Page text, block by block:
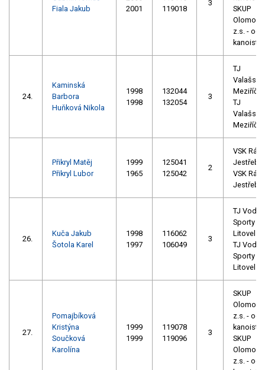
Fiala Jakub
2001
119018
3
SKUP
z.s. -
24.
Kaminská
Barbora
Huňková Nikola
1998
1998
132044
132054
3
TJ
Valašské
Meziříčí
TJ
Valašské
Meziříčí
Přikryl Matěj
Přikryl Lubor
1999
1965
125041
125042
2
VSK
Jestřebí
VSK
Jestřebí
26.
Kuča Jakub
Šotola Karel
1998
1997
116062
106049
3
TJ Vodní
Sporty
Litovel
TJ Vodní
Sporty
Litovel
27.
Pomajbíková
Kristýna
Součková
Karolína
1999
1999
119078
119096
3
SKUP
z.s. -
SKUP
z.s. -